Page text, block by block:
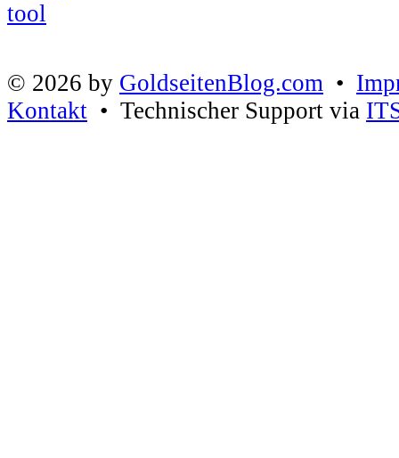
© 2026 by GoldseitenBlog.com •
Kontakt • Technischer Support via